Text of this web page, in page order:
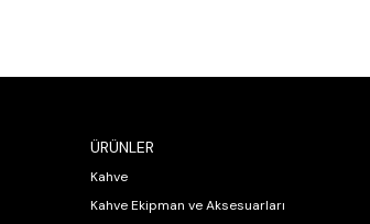
ÜRÜNLER
Kahve
Kahve Ekipman ve Aksesuarları